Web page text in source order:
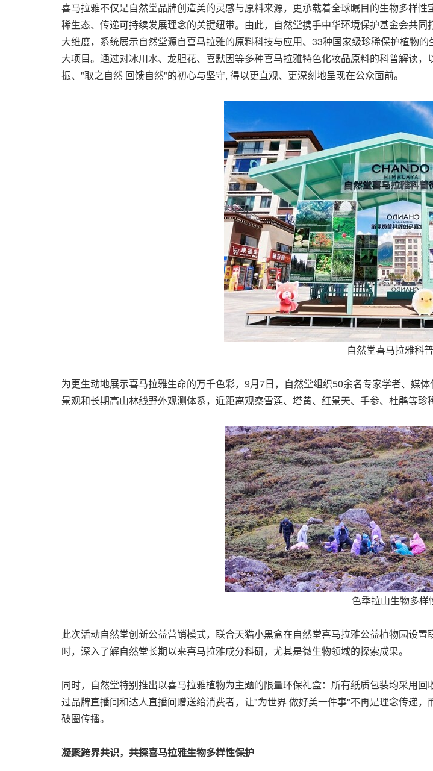
喜马拉雅不仅是自然堂品牌创造美的灵感与原料来源，更承载着全球瞩目的生物多样
稀生态、传递可持续发展理念的关键纽带。由此，自然堂携手中华环境保护基金会共
大维度，系统展示自然堂源自喜马拉雅的原料科技与应用、33种国家级珍稀保护植物
大项目。通过对冰川水、龙胆花、喜默因等多种喜马拉雅特色化妆品原料的科普解读
振、"取之自然 回馈自然"的初心与坚守, 得以更直观、更深刻地呈现在公众面前。
自然堂喜马拉雅科
为更生动地展示喜马拉雅生命的万千色彩，9月7日，自然堂组织50余名专家学者、媒
景观和长期高山林线野外观测体系，近距离观察雪莲、塔黄、红景天、手参、杜鹃等
色季拉山生物多样
此次活动自然堂创新公益营销模式，联合天猫小黑盒在自然堂喜马拉雅公益植物园设
时，深入了解自然堂长期以来喜马拉雅成分科研，尤其是微生物领域的探索成果。
同时，自然堂特别推出以喜马拉雅植物为主题的限量环保礼盒：所有纸质包装均采用
过品牌直播间和达人直播间赠送给消费者，让"为世界 做好美一件事"不再是理念传递
破圈传播。
凝聚跨界共识，共探喜马拉雅生物多样性保护